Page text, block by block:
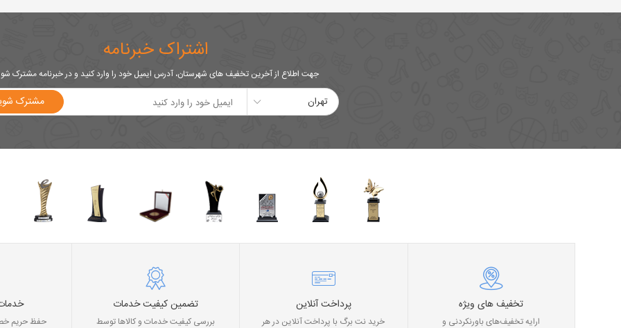
اشتراک خبرنامه
جهت اطلاع از آخرین تخفیف های شهرستان، آدرس ایمیل خود را وارد کنید و در خبرنامه مشترک
تهران مشترک
تخفیف های ویژه
ارایه تخفیف‌های باورنکردنی و
پرداخت آنلاین
خرید نت برگ با پرداخت آنلاین در هر
تضمین کیفیت خدمات
بررسی کیفیت خدمات و کالاها توسط
حفظ حریم